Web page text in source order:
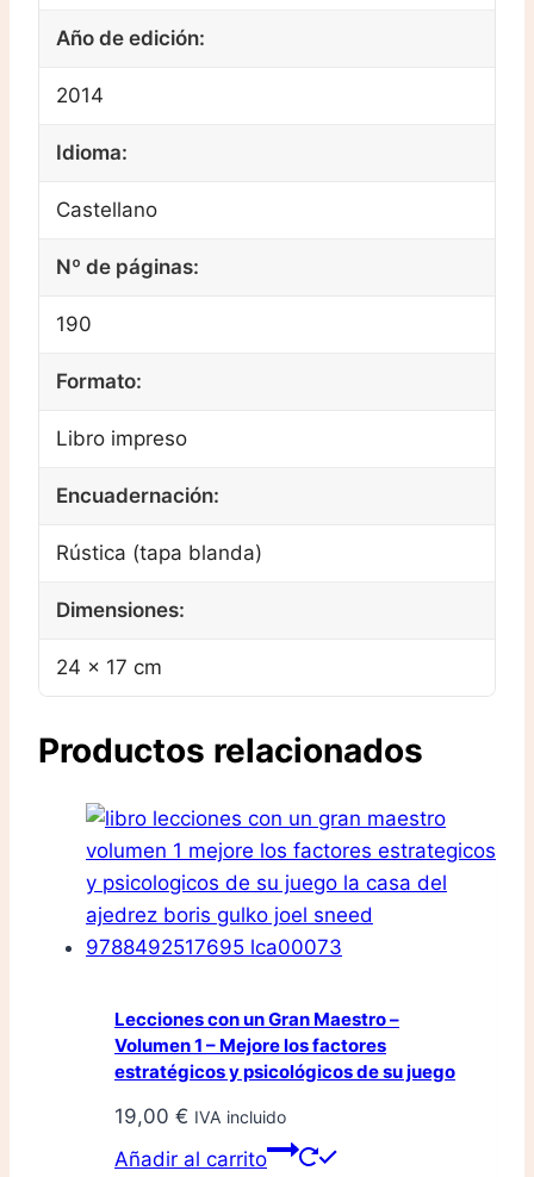
Año de edición:
2014
Idioma:
Castellano
Nº de páginas:
190
Formato:
Libro impreso
Encuadernación:
Rústica (tapa blanda)
Dimensiones:
24 × 17 cm
Productos relacionados
Lecciones con un Gran Maestro –
Volumen 1 – Mejore los factores
estratégicos y psicológicos de su juego
19,00 € IVA incluido
Añadir al carrito